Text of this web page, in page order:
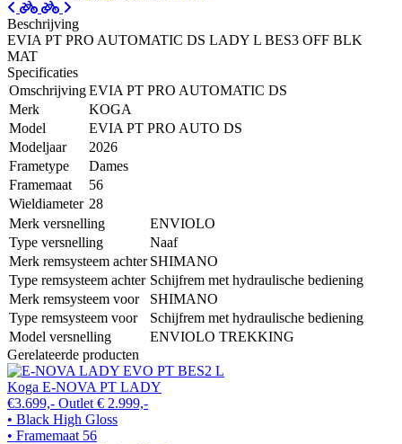
Beschrijving
EVIA PT PRO AUTOMATIC DS LADY L BES3 OFF BLK
MAT
Specificaties
OmschrijvingEVIA PT PRO AUTOMATIC DS
Merk
KOGA
Model
EVIA PT PRO AUTO DS
Modeljaar
2026
Frametype
Dames
Framemaat
56
Wieldiameter 28
Merk versnelling
ENVIOLO
Type versnelling
Naaf
Merk remsysteem achter SHIMANO
Type remsysteem achter Schijfrem met hydraulische bediening
Merk remsysteem voor
SHIMANO
Type remsysteem voor
Schijfrem met hydraulische bediening
Model versnelling
ENVIOLO TREKKING
Gerelateerde producten
Koga E-NOVA PT LADY
€3.699,- Outlet € 2.999,-
• Black High Gloss
• Framemaat 56